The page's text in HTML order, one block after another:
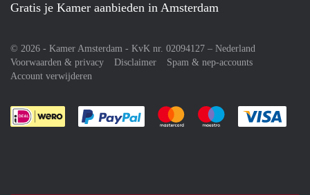
Gratis je Kamer aanbieden in Amsterdam
© 2026 - Kamer Amsterdam - KvK nr. 02094127 – Nederland
Voorwaarden & privacy
Disclaimer
Spam & nep-accounts
Account verwijderen
Je rekent gemakkelijk af met Paypal
Je rekent gemakkelijk af met
Je rekent